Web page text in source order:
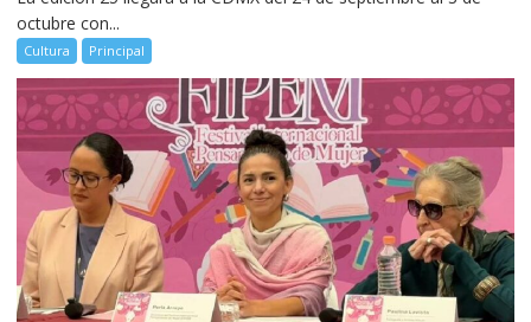
octubre con...
Cultura Principal